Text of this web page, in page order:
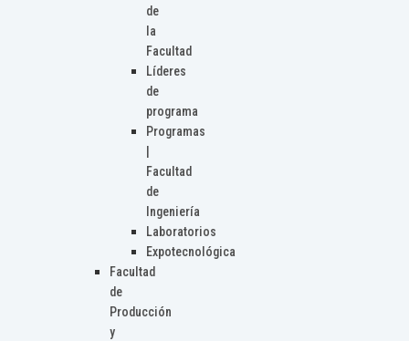
de
la
Facultad
Líderes
de
programa
Programas
Facultad
de
Ingeniería
Laboratorios
Expotecnológica
Facultad
de
Producción
y